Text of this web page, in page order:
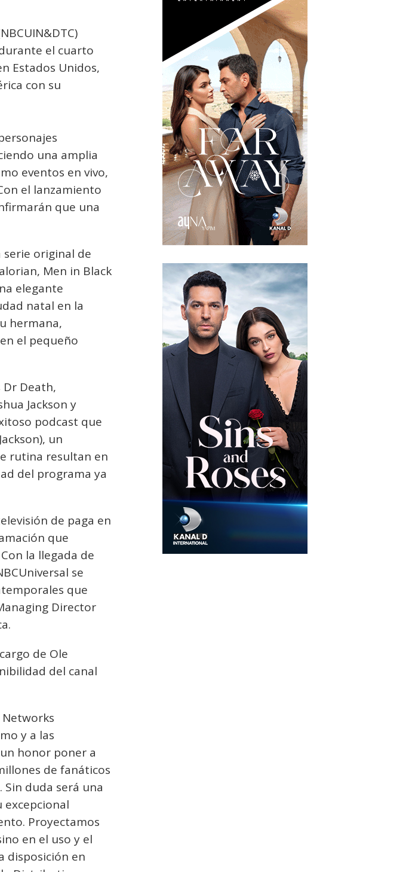
el cuarto
Estados Unidos,
con su
una amplia
eventos en vivo,
el lanzamiento
que una
serie original de
Men in Black
elegante
natal en la
hermana,
el pequeño
Death,
Jackson y
podcast que
un
rutina resultan en
del programa ya
de paga en
que
la llegada de
se
que
Director
de Ole
del canal
y a las
honor poner a
de fanáticos
duda será una
excepcional
Proyectamos
en el uso y el
disposición en